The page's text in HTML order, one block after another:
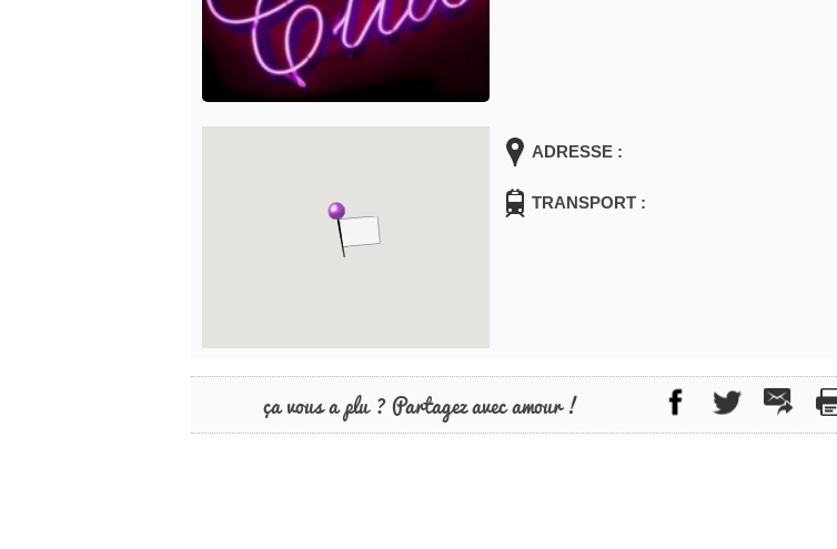
ADRESSE :
TRANSPORT :
ça vous a plu ? Partagez avec amour !